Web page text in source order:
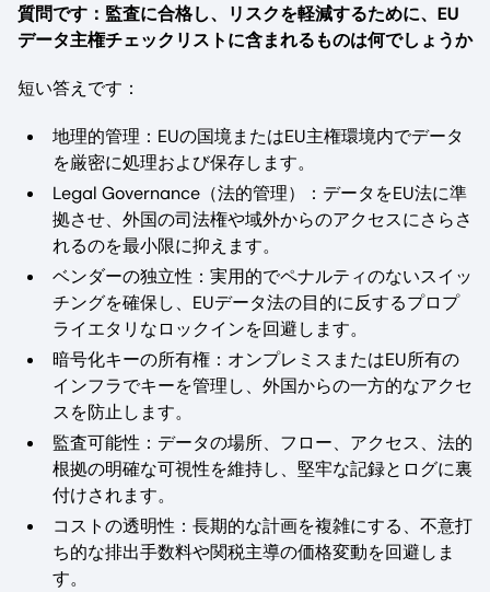
質問です：監査に合格し、リスクを軽減するために、EU
データ主権チェックリストに含まれるものは何でしょうか
短い答えです：
地理的管理：EUの国境またはEU主権環境内でデータ
を厳密に処理および保存します。
Legal Governance（法的管理）：データをEU法に準
拠させ、外国の司法権や域外からのアクセスにさらさ
れるのを最小限に抑えます。
ベンダーの独立性：実用的でペナルティのないスイッ
チングを確保し、EUデータ法の目的に反するプロプ
ライエタリなロックインを回避します。
暗号化キーの所有権：オンプレミスまたはEU所有の
インフラでキーを管理し、外国からの一方的なアクセ
スを防止します。
監査可能性：データの場所、フロー、アクセス、法的
根拠の明確な可視性を維持し、堅牢な記録とログに裏
付けされます。
コストの透明性：長期的な計画を複雑にする、不意打
ち的な排出手数料や関税主導の価格変動を回避しま
す。